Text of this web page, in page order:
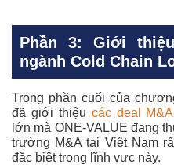
Phần 3: Giới
ngành Cold Chain
Trong phần cuối của
đã giới thiệu các deal M&A
lớn mà ONE-VALUE đang
trường M&A tại Việt Nam
đặc biệt trong lĩnh vực này.